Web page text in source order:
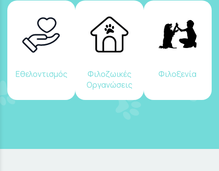
Εθελοντισμός
Φιλοζωικές
Οργανώσεις
Φιλοξενία